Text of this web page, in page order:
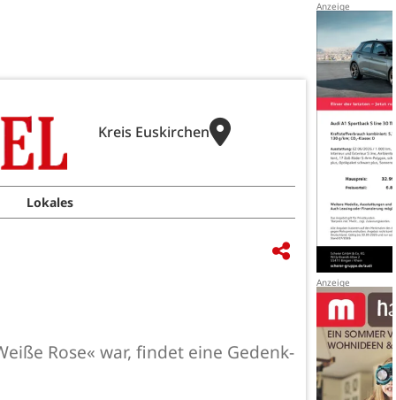
Kreis Euskirchen
Lokales
Rose« war, findet eine Gedenk-